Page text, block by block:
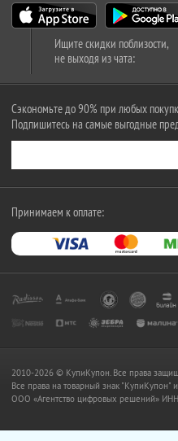
Ищите скидки поблизости,
не выходя из чата:
Сэкономьте до 90% при любых
Подпишитесь на самые выгодные
Принимаем к оплате:
2010-2026 © КупиКупон. Все права
Все права на товарный знак "КупиКупон"
OOO «Агентство цифровых решений»